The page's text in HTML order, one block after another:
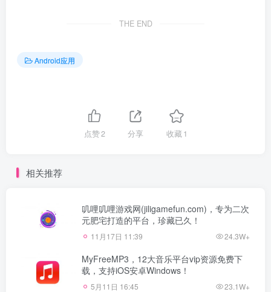
THE END
Android应用
点赞2 分享 收藏1
相关推荐
叽哩叽哩游戏网(jiligamefun.com)，专为二次
元肥宅打造的平台，珍藏已久！
11月17日 11:39 24.3W+
MyFreeMP3，12大音乐平台vip资源免费下
载，支持iOS安卓Windows！
5月11日 16:45 23.1W+